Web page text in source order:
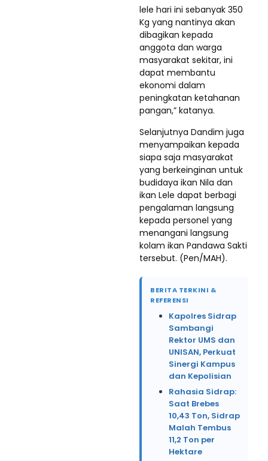
lele hari ini sebanyak 350
Kg yang nantinya akan
dibagikan kepada
anggota dan warga
masyarakat sekitar, ini
dapat membantu
ekonomi dalam
peningkatan ketahanan
pangan,” katanya.
Selanjutnya Dandim juga
menyampaikan kepada
siapa saja masyarakat
yang berkeinginan untuk
budidaya ikan Nila dan
ikan Lele dapat berbagi
pengalaman langsung
kepada personel yang
menangani langsung
kolam ikan Pandawa Sakti
tersebut. (Pen/MAH).
BERITA TERKINI &
REFERENSI
Kapolres Sidrap
Sambangi
Rektor UMS dan
UNISAN, Perkuat
Sinergi Kampus
dan Kepolisian
Rahasia Sidrap:
Saat Brebes
10,43 Ton, Sidrap
Malah Tembus
11,2 Ton per
Hektare